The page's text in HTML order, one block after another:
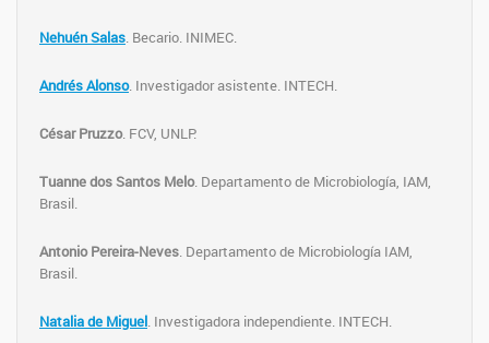
Nehuén Salas. Becario. INIMEC.
Andrés Alonso. Investigador asistente. INTECH.
César Pruzzo. FCV, UNLP.
Tuanne dos Santos Melo. Departamento de Microbiología, IAM,
Brasil.
Antonio Pereira-Neves. Departamento de Microbiología IAM,
Brasil.
Natalia de Miguel. Investigadora independiente. INTECH.